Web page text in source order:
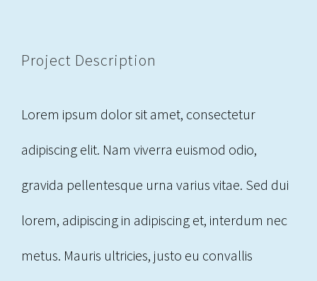
Project Description
Lorem ipsum dolor sit amet, consectetur
adipiscing elit. Nam viverra euismod odio,
gravida pellentesque urna varius vitae. Sed dui
lorem, adipiscing in adipiscing et, interdum nec
metus. Mauris ultricies, justo eu convallis